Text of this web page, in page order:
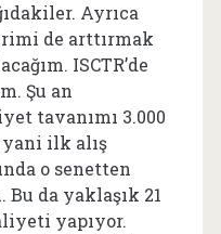
Ayrıca
de arttırmak
ISCTR’de
Şu an
tavanımı 3.000
ilk alış
o senetten
Bu da yaklaşık 21
yapıyor.